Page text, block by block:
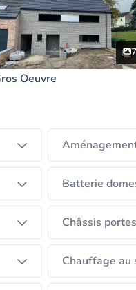
d’un
7
Oeuvre
Batterie
Châssis
Chauffage au